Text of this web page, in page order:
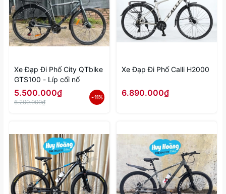
Xe Đạp Đi Phố City QTbike
GTS100 - Líp cối nổ
5.500.000₫
6.200.000₫
- 11%
Xe Đạp Đi Phố Calli H2000
6.890.000₫